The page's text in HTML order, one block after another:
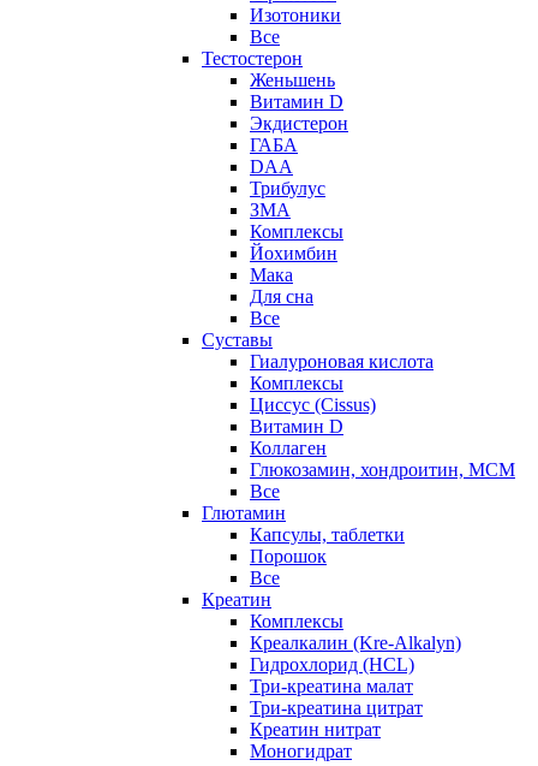
Изотоники
Все
Тестостерон
Женьшень
Витамин D
Экдистерон
ГАБА
DAA
Трибулус
ЗМА
Комплексы
Йохимбин
Мака
Для сна
Все
Суставы
Гиалуроновая кислота
Комплексы
Циссус (Cissus)
Витамин D
Коллаген
Глюкозамин, хондроитин, МСМ
Все
Глютамин
Капсулы, таблетки
Порошок
Все
Креатин
Комплексы
Креалкалин (Kre-Alkalyn)
Гидрохлорид (HCL)
Три-креатина малат
Три-креатина цитрат
Креатин нитрат
Моногидрат